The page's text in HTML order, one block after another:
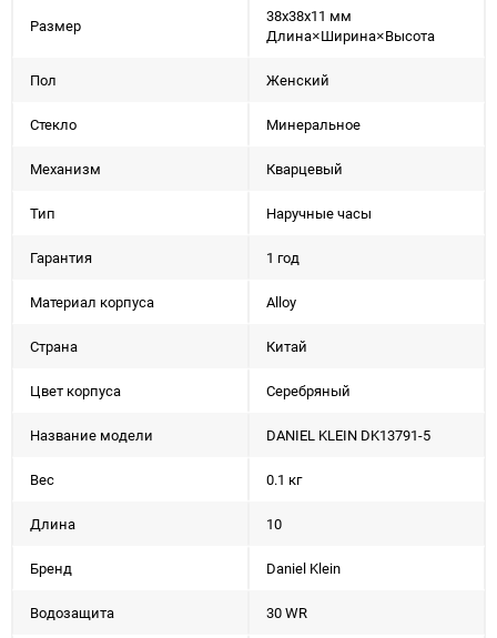
Размер
38x38x11 мм
Длина×Ширина×Высота
Пол Женский
Стекло Минеральное
Механизм Кварцевый
Тип Наручные часы
Гарантия 1 год
Материал корпуса Alloy
Страна Китай
Цвет корпуса Серебряный
Название модели DANIEL KLEIN DK13791-5
Вес 0.1 кг
Длина 10
Бренд Daniel Klein
Водозащита 30 WR